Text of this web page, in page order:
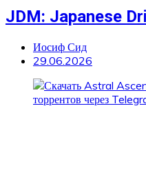
JDM: Japanese
Иосиф Сид
29.06.2026